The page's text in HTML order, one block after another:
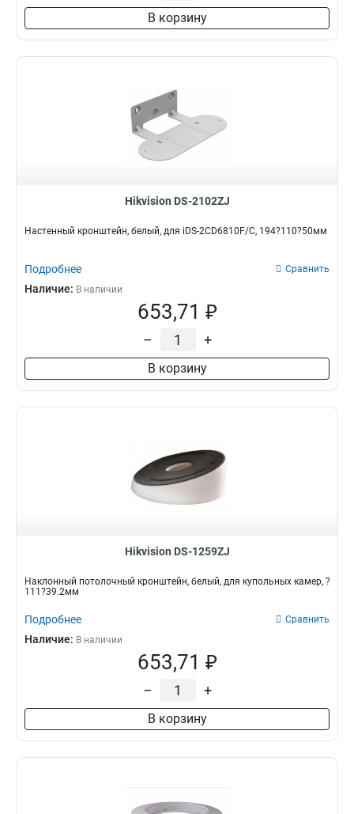
233х201х96мм 1
136х1835х230мм
137х565х147мм 1
161х156х1655мм
1675х1746х466мм
В корзину
Hikvision DS-2102ZJ
Настенный кронштейн, белый, для iDS-2CD6810F/C, 194?110?50мм
Подробнее Сравнить
Наличие: В наличии
653,71 ₽
– +
В корзину
Hikvision DS-1259ZJ
Наклонный потолочный кронштейн, белый, для купольных камер, ?
111?39.2мм
Подробнее Сравнить
Наличие: В наличии
653,71 ₽
– +
В корзину